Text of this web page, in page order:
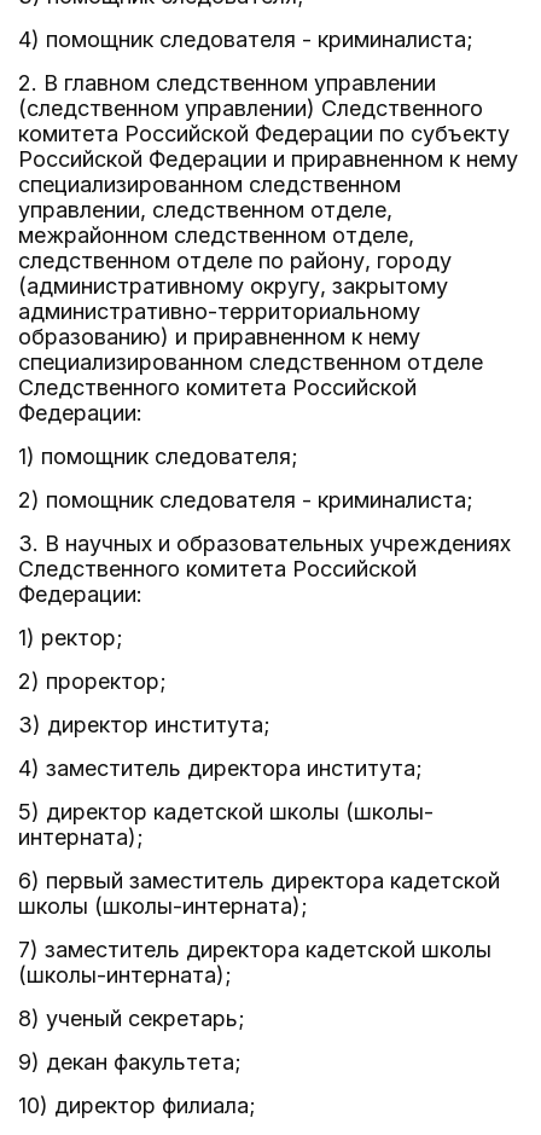
4) помощник следователя - криминалиста;
2. В главном следственном управлении
(следственном управлении) Следственного
комитета Российской Федерации по субъекту
Российской Федерации и приравненном к нему
специализированном следственном
управлении, следственном отделе,
межрайонном следственном отделе,
следственном отделе по району, городу
(административному округу, закрытому
административно-территориальному
образованию) и приравненном к нему
специализированном следственном отделе
Следственного комитета Российской
Федерации:
1) помощник следователя;
2) помощник следователя - криминалиста;
3. В научных и образовательных учреждениях
Следственного комитета Российской
Федерации:
1) ректор;
2) проректор;
3) директор института;
4) заместитель директора института;
5) директор кадетской школы (школы-
интерната);
6) первый заместитель директора кадетской
школы (школы-интерната);
7) заместитель директора кадетской школы
(школы-интерната);
8) ученый секретарь;
9) декан факультета;
10) директор филиала;